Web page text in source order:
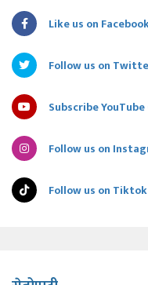
Like us on
Follow us on
Subscribe YouTube
Follow us on
Follow us on Tiktok